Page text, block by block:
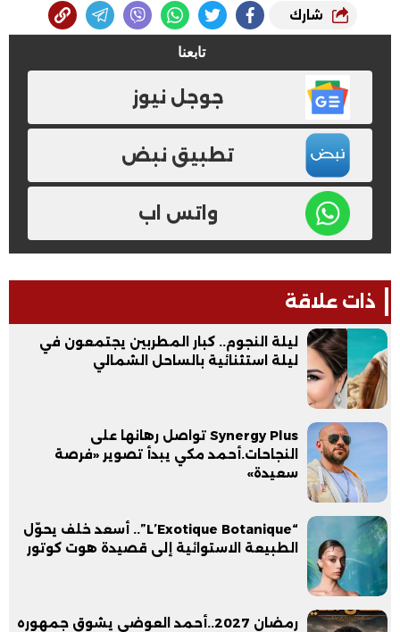
شارك
تابعنا
جوجل نيوز
تطبيق نبض
واتس اب
ذات علاقة
ليلة النجوم.. كبار المطربين يجتمعون في
ليلة استثنائية بالساحل الشمالي
Synergy Plus تواصل رهانها على
النجاحات.أحمد مكي يبدأ تصوير «فرصة
سعيدة»
“L’Exotique Botanique”.. أسعد خلف يحوّل
الطبيعة الاستوائية إلى قصيدة هوت كوتور
رمضان 2027..أحمد العوضي يشوق جمهوره